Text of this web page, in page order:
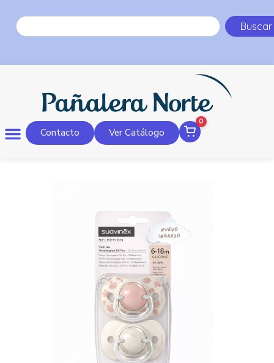
Buscar
Contacto Ver Catálogo
0